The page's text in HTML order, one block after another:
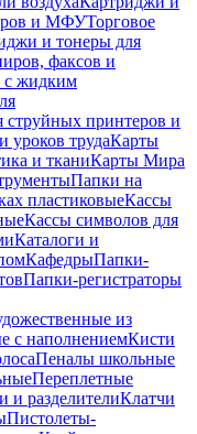
и МФУТорговое
и тонеры для
факсов и
с жидким
принтеров и
уроков трудаКарты
и тканиКарты Мира
Папки на
пластиковыеКассы
Кассы символов для
Каталоги и
КафедрыПапки-
Папки-регистраторы
из
с наполнениемКисти
Пеналы школьные
Переплетные
и разделителиКлатчи
Пистолеты-